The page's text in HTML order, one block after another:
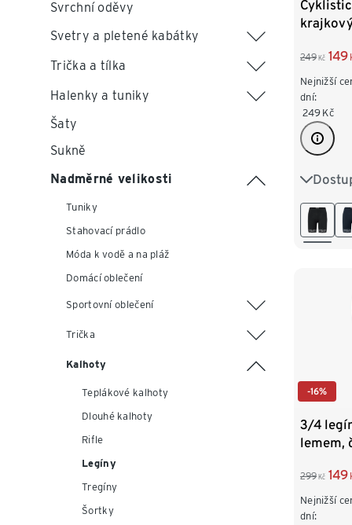
Svrchní oděvy
Svetry a pletené kabátky
Trička a tílka
Halenky a tuniky
Šaty
Sukně
Nadměrné velikosti
Tuniky
Stahovací prádlo
Móda k vodě a na pláž
Domácí oblečení
Sportovní oblečení
Trička
Kalhoty
Teplákové kalhoty
Dlouhé kalhoty
Rifle
Legíny
Tregíny
Šortky
249 Kč 149
Nejnižší
dní:
249 Kč
S 36/38
L 44/46
-16%
3/4
lemem,
299 Kč 149
Nejnižší
dní: